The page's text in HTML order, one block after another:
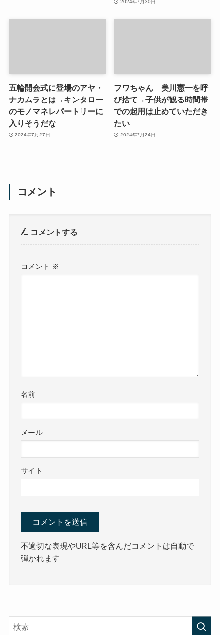
2024年7月30日
五輪開会式に登場のアヤ・
ナカムラとは→キンタロー
のモノマネレパートリーに
入りそうだな
2024年7月27日
フワちゃん 美川憲一を呼
び捨て→子供が観る時間帯
での起用は止めていただき
たい
2024年7月24日
コメント
コメントする
コメント ※
名前
メール
サイト
不適切な表現やURL等を含んだコメントは自動で
弾かれます